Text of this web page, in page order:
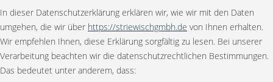
In dieser Datenschutzerklärung erklären wir, wie wir mit den Daten
umgehen, die wir über https://striewischgmbh.de von Ihnen erhalten.
Wir empfehlen Ihnen, diese Erklärung sorgfältig zu lesen. Bei unserer
Verarbeitung beachten wir die datenschutzrechtlichen Bestimmungen.
Das bedeutet unter anderem, dass: